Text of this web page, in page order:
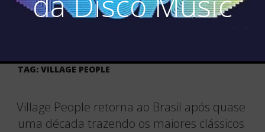
TAG: VILLAGE PEOPLE
Village People retorna ao Brasil após quase
uma década trazendo os maiores clássicos